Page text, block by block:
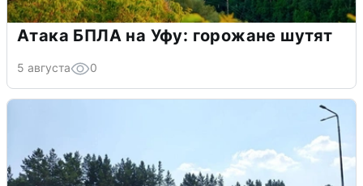
Атака БПЛА на Уфу: горожане шутят
5 августа 0